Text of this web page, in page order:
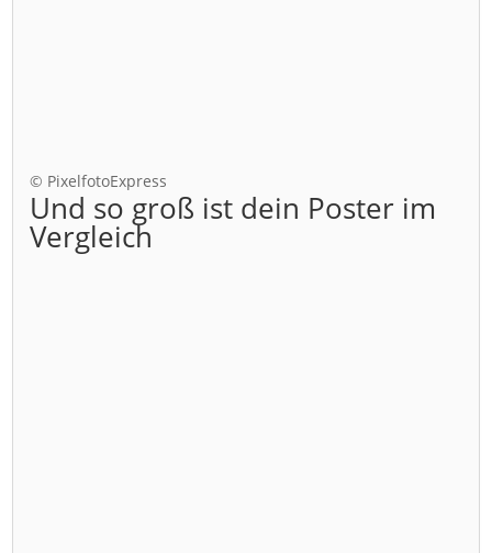
© PixelfotoExpress
Und so groß ist dein Poster im
Vergleich